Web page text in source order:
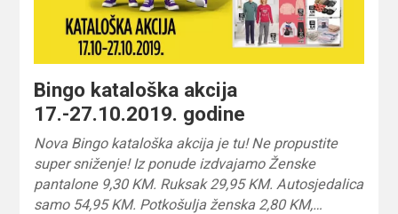
Bingo kataloška akcija
17.-27.10.2019. godine
Nova Bingo kataloška akcija je tu! Ne propustite
super sniženje! Iz ponude izdvajamo Ženske
pantalone 9,30 KM. Ruksak 29,95 KM. Autosjedalica
samo 54,95 KM. Potkošulja ženska 2,80 KM,…